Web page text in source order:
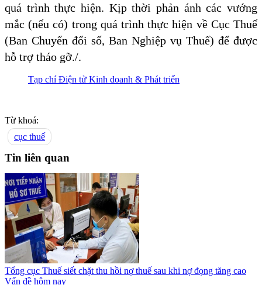
quá trình thực hiện. Kịp thời phản ánh các vướng
mắc (nếu có) trong quá trình thực hiện về Cục Thuế
(Ban Chuyển đổi số, Ban Nghiệp vụ Thuế) để được
hỗ trợ tháo gỡ./.
Tạp chí Điện tử Kinh doanh & Phát triển
Từ khoá:
cục thuế
Tin liên quan
Tổng cục Thuế siết chặt thu hồi nợ thuế sau khi nợ đọng tăng cao
Vấn đề hôm nay